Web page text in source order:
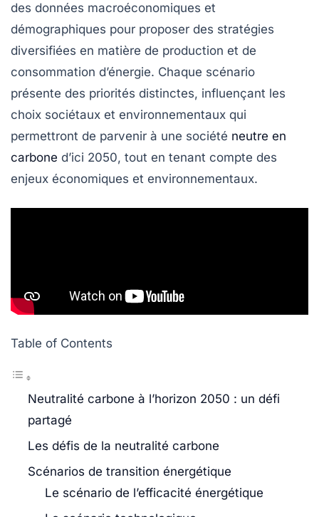
des données macroéconomiques et
démographiques pour proposer des stratégies
diversifiées en matière de production et de
consommation d’énergie. Chaque scénario
présente des priorités distinctes, influençant les
choix sociétaux et environnementaux qui
permettront de parvenir à une société neutre en
carbone d’ici 2050, tout en tenant compte des
enjeux économiques et environnementaux.
Table of Contents
Neutralité carbone à l’horizon 2050 : un défi
partagé
Les défis de la neutralité carbone
Scénarios de transition énergétique
Le scénario de l’efficacité énergétique